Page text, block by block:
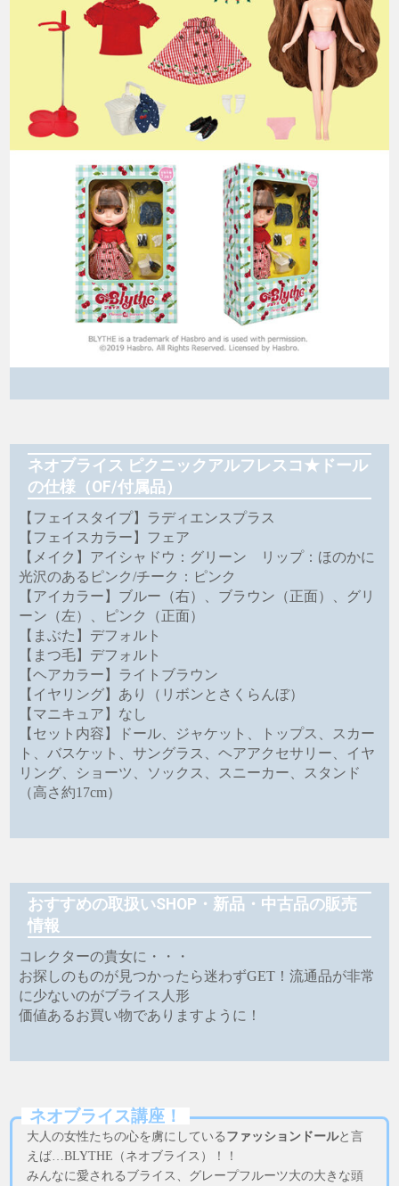
ネオブライス ピクニックアルフレスコ★ドール
の仕様（OF/付属品）
【フェイスタイプ】ラディエンスプラス
【フェイスカラー】フェア
【メイク】アイシャドウ：グリーン リップ：ほのかに
光沢のあるピンク/チーク：ピンク
【アイカラー】ブルー（右）、ブラウン（正面）、グリ
ーン（左）、ピンク（正面）
【まぶた】デフォルト
【まつ毛】デフォルト
【ヘアカラー】ライトブラウン
【イヤリング】あり（リボンとさくらんぼ）
【マニキュア】なし
【セット内容】ドール、ジャケット、トップス、スカー
ト、バスケット、サングラス、ヘアアクセサリー、イヤ
リング、ショーツ、ソックス、スニーカー、スタンド
（高さ約17cm）
おすすめの取扱いSHOP・新品・中古品の販売
情報
コレクターの貴女に・・・
お探しのものが見つかったら迷わずGET！流通品が非常
に少ないのがブライス人形
価値あるお買い物でありますように！
ネオブライス講座！
大人の女性たちの心を虜にしているファッションドールと言
えば…BLYTHE（ネオブライス）！！
みんなに愛されるブライス、グレープフルーツ大の大きな頭